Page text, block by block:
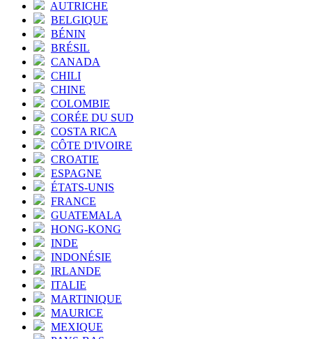
AUTRICHE
BELGIQUE
BÉNIN
BRÉSIL
CANADA
CHILI
CHINE
COLOMBIE
CORÉE DU SUD
COSTA RICA
CÔTE D'IVOIRE
CROATIE
ESPAGNE
ÉTATS-UNIS
FRANCE
GUATEMALA
HONG-KONG
INDE
INDONÉSIE
IRLANDE
ITALIE
MARTINIQUE
MAURICE
MEXIQUE